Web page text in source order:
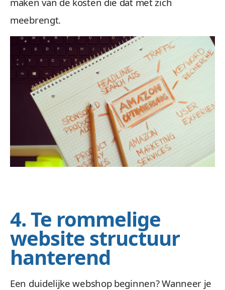
meebrengt.
4. Te rommelige
website structuur
hanterend
Een duidelijke webshop beginnen? Wanneer je